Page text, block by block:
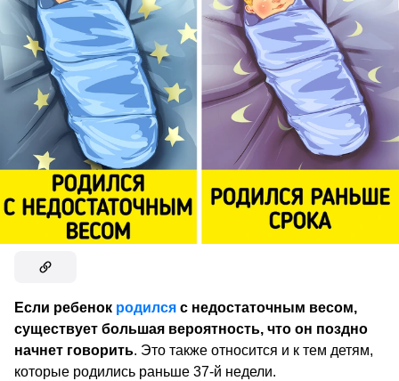
Если ребенок родился с недостаточным весом,
существует большая вероятность, что он поздно
начнет говорить. Это также относится и к тем детям,
которые родились раньше 37-й недели.